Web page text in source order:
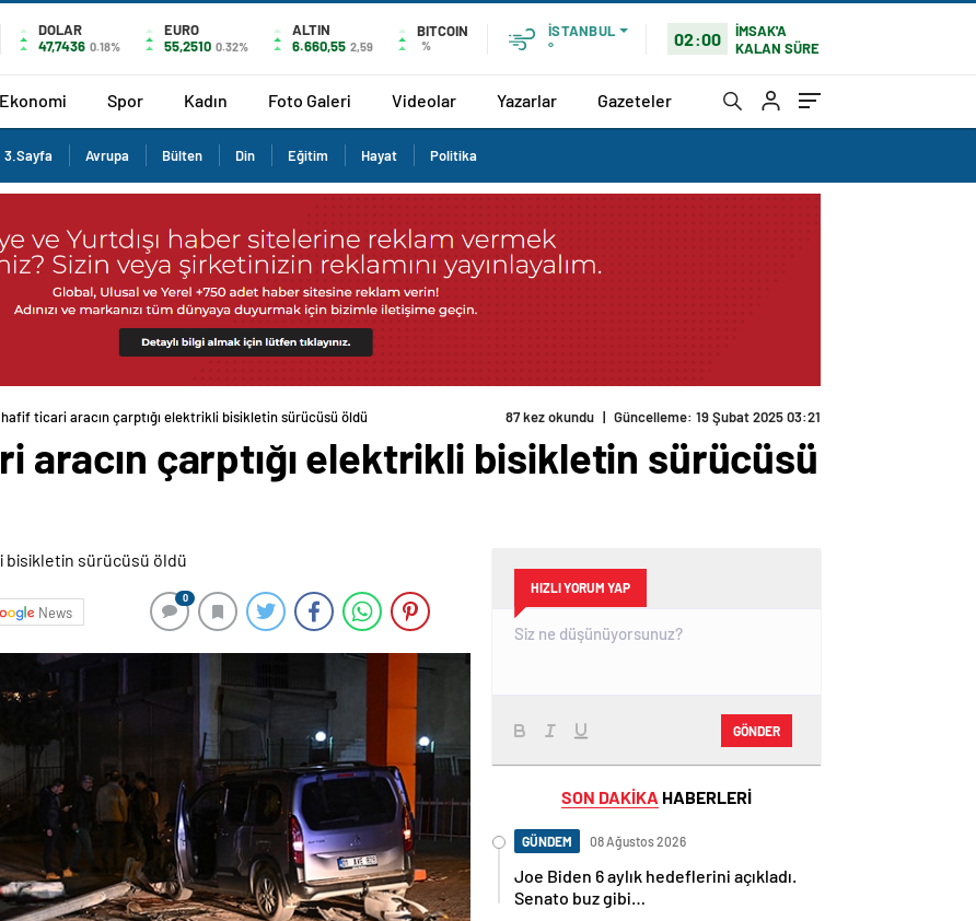
DOLAR
47,7436 0.18%
EURO
55,2510 0.32%
ALTIN
6.660,55 2,59
BITCOIN
%
İSTANBUL
°
02:00
İMSAK'A
KALAN SÜRE
Ekonomi Spor Kadın Foto Galeri Videolar Yazarlar Gazeteler
3.Sayfa Avrupa Bülten Din Eğitim Hayat Politika
hafif ticari aracın çarptığı elektrikli bisikletin sürücüsü öldü 87 kez okundu | Güncelleme: 19 Şubat 2025 03:21
aracın çarptığı elektrikli bisikletin sürücüsü
News
0
HIZLI YORUM YAP
GÖNDER
SON DAKİKA HABERLERİ
GÜNDEM 08 Ağustos 2026
Joe Biden 6 aylık hedeflerini açıkladı.
Senato buz gibi…